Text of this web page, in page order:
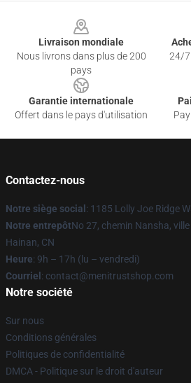
Livraison mondiale
Nous livrons dans plus de 200
pays
24/7
Garantie internationale
Offert dans le pays d'utilisation
Contactez-nous
Notre siège social : 1185 Lolly Joe Ridge
Notre entrepôtNo 27, chemin Nansha,
Hainan, CN
Heure: 9h – 17h (lu – vendredi)
Courriel : contact@menitrustshop.com
Notre société
Sur nous
Conditions générales
Politiques de confidentialité
DMCA - Politique sur le droit d'auteur